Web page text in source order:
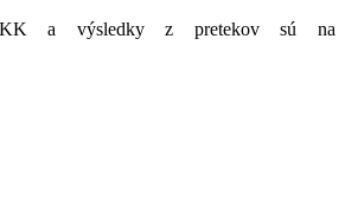
a výsledky z pretekov sú na